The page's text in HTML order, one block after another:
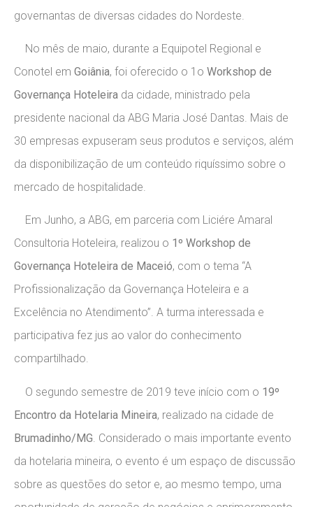
governantas de diversas cidades do Nordeste.
No mês de maio, durante a Equipotel Regional e
Conotel em Goiânia, foi oferecido o 1o Workshop de
Governança Hoteleira da cidade, ministrado pela
presidente nacional da ABG Maria José Dantas. Mais de
30 empresas expuseram seus produtos e serviços, além
da disponibilização de um conteúdo riquíssimo sobre o
mercado de hospitalidade.
Em Junho, a ABG, em parceria com Liciére Amaral
Consultoria Hoteleira, realizou o 1º Workshop de
Governança Hoteleira de Maceió, com o tema “A
Profissionalização da Governança Hoteleira e a
Excelência no Atendimento”. A turma interessada e
participativa fez jus ao valor do conhecimento
compartilhado.
O segundo semestre de 2019 teve início com o 19º
Encontro da Hotelaria Mineira, realizado na cidade de
Brumadinho/MG . Considerado o mais importante evento
da hotelaria mineira, o evento é um espaço de discussão
sobre as questões do setor e, ao mesmo tempo, uma